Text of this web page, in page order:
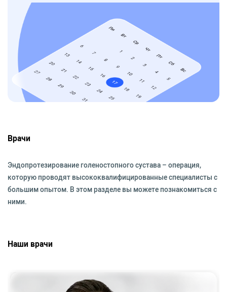
Врачи
Эндопротезирование голеностопного сустава – операция,
которую проводят высококвалифицированные специалисты с
большим опытом. В этом разделе вы можете познакомиться с
ними.
Наши врачи